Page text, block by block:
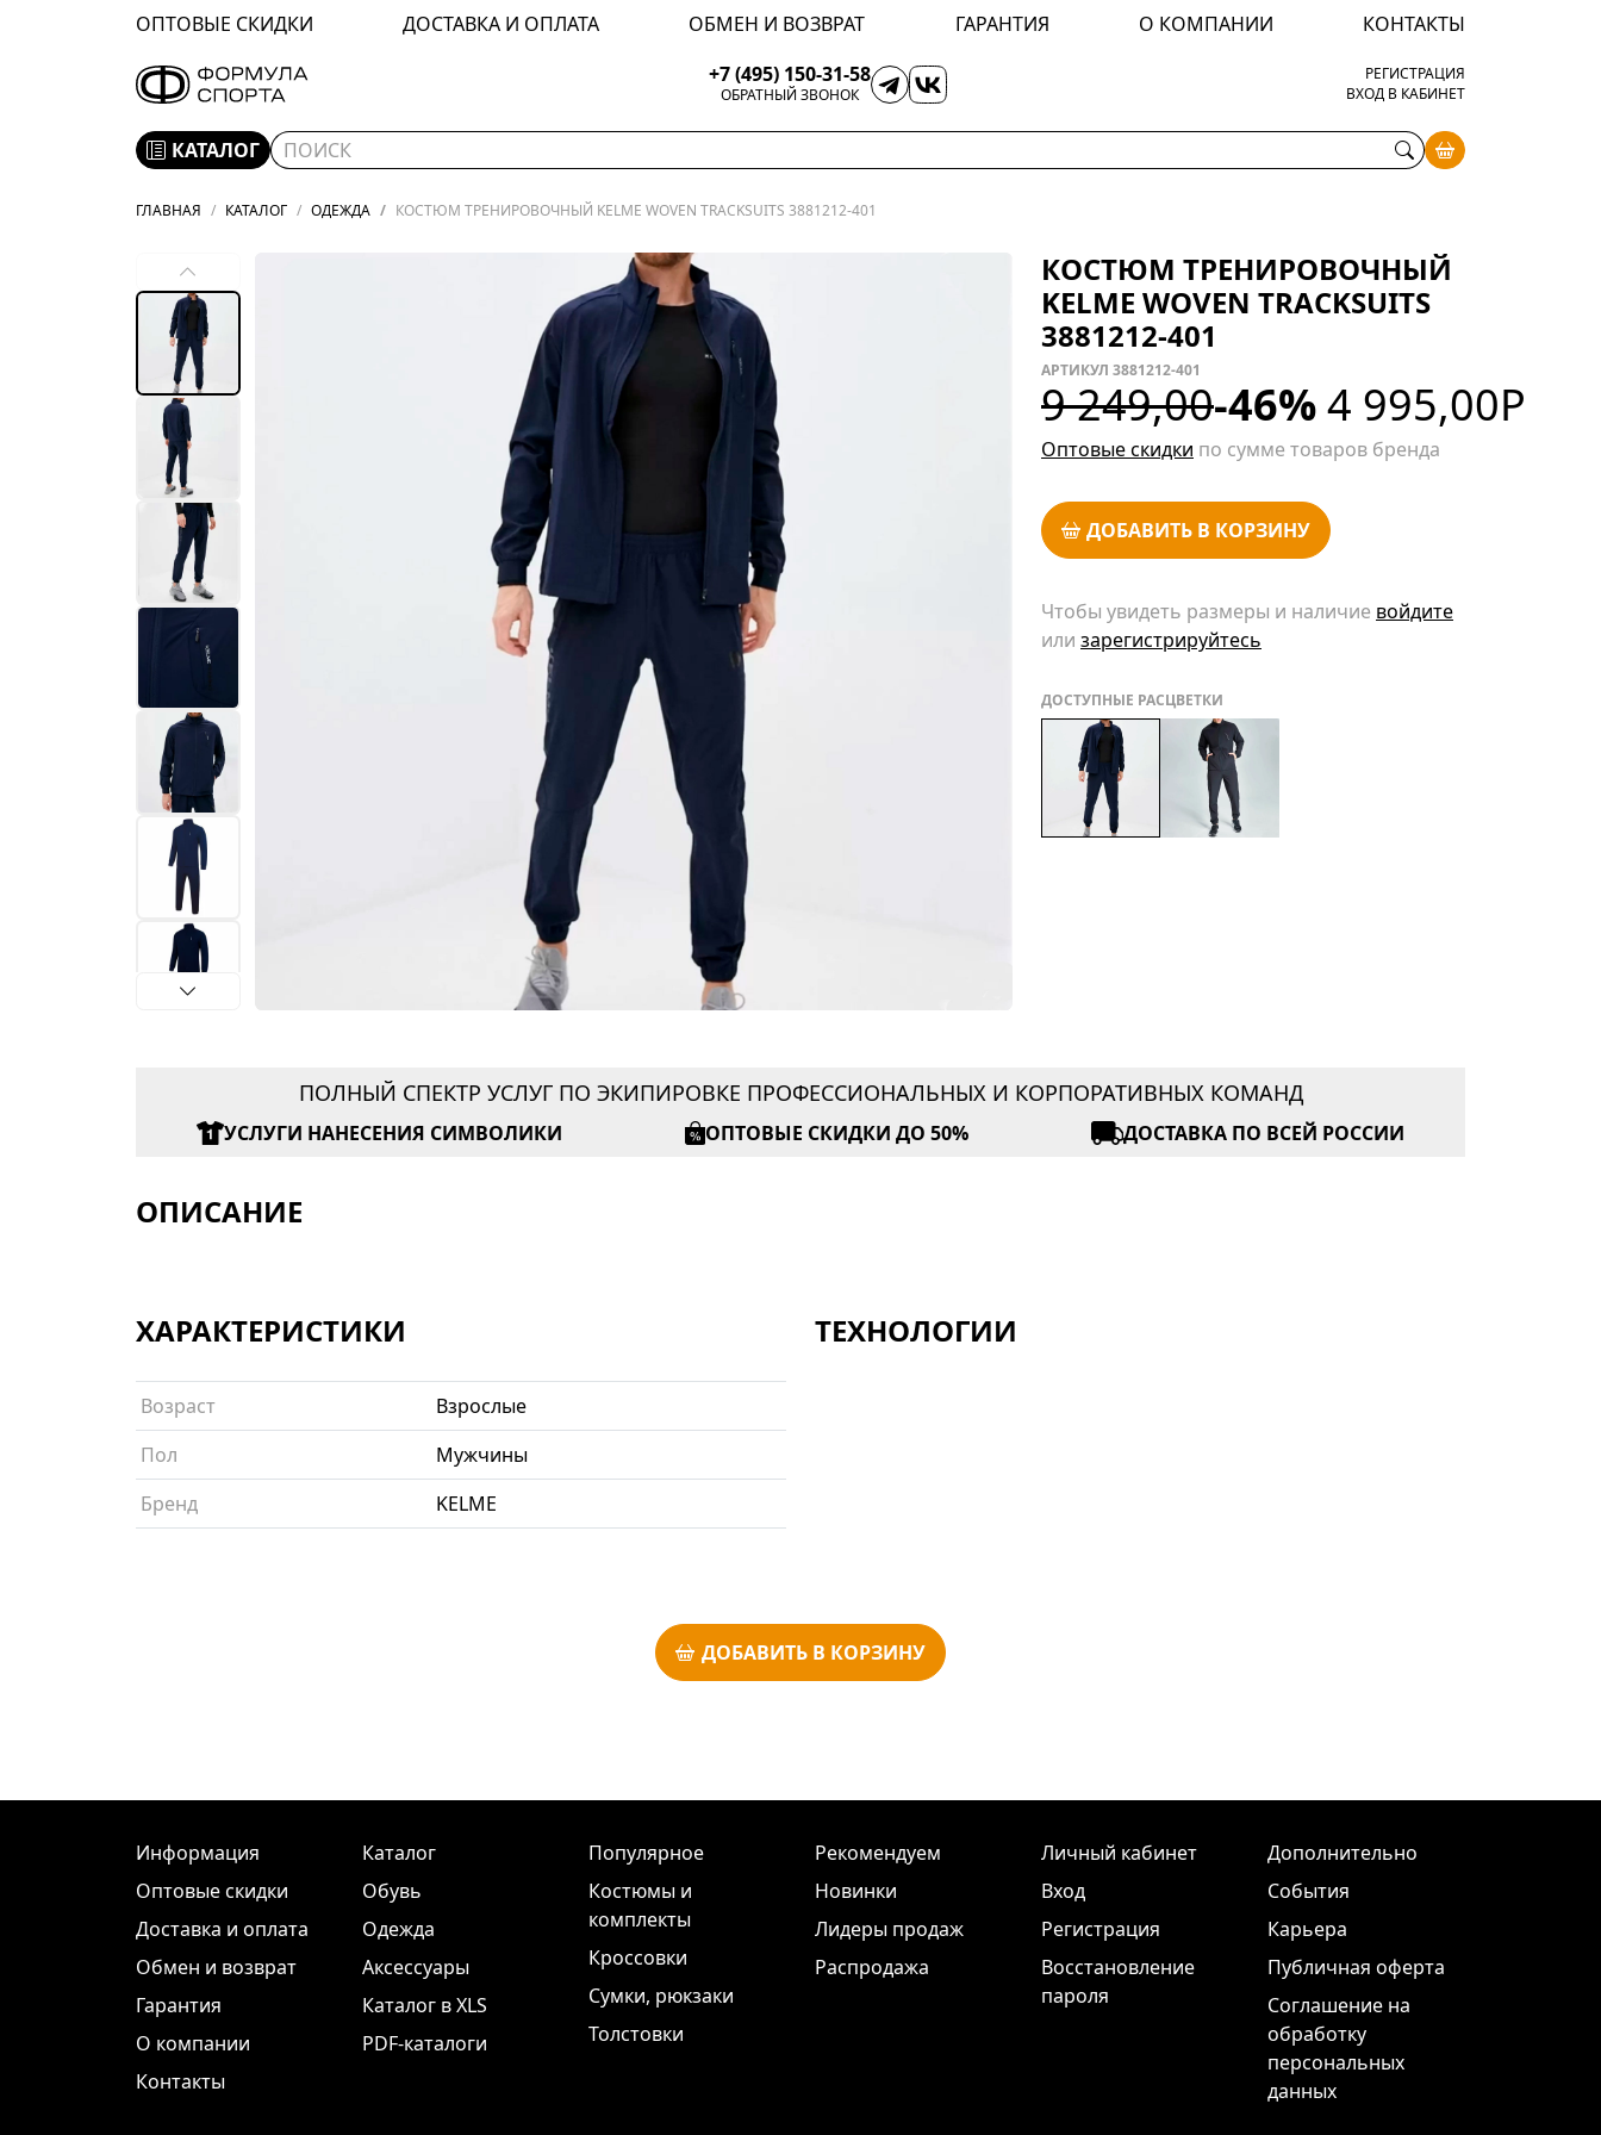
ОПТОВЫЕ СКИДКИ ДОСТАВКА И ОПЛАТА ОБМЕН И ВОЗВРАТ ГАРАНТИЯ О КОМПАНИИ
КОНТАКТЫ
+7 (495) 150-31-58
ОБРАТНЫЙ ЗВОНОК
РЕГИСТРАЦИЯ
ВХОД В КАБИНЕТ
КАТАЛОГ
ГЛАВНАЯ КАТАЛОГ ОДЕЖДА КОСТЮМ ТРЕНИРОВОЧНЫЙ KELME WOVEN TRACKSUITS 3881212-401
КОСТЮМ ТРЕНИРОВОЧНЫЙ
KELME WOVEN TRACKSUITS
3881212-401
АРТИКУЛ 3881212-401
9 249,00-46%4 995,00Р
Оптовые скидки по сумме товаров бренда
ДОБАВИТЬ В КОРЗИНУ
Чтобы увидеть размеры и наличие войдите
или зарегистрируйтесь
ДОСТУПНЫЕ РАСЦВЕТКИ
ПОЛНЫЙ СПЕКТР УСЛУГ ПО ЭКИПИРОВКЕ ПРОФЕССИОНАЛЬНЫХ И КОРПОРАТИВНЫХ КОМАНД
УСЛУГИ НАНЕСЕНИЯ СИМВОЛИКИ ОПТОВЫЕ СКИДКИ ДО 50% ДОСТАВКА ПО ВСЕЙ РОССИИ
ОПИСАНИЕ
ХАРАКТЕРИСТИКИ
Возраст
Взрослые
Пол
Мужчины
Бренд
KELME
ТЕХНОЛОГИИ
ДОБАВИТЬ В КОРЗИНУ
Информация
Оптовые скидки
Доставка и оплата
Обмен и возврат
Гарантия
О компании
Контакты
Каталог
Обувь
Одежда
Аксессуары
Каталог в XLS
PDF-каталоги
Популярное
Костюмы и
комплекты
Кроссовки
Сумки, рюкзаки
Толстовки
Рекомендуем
Новинки
Лидеры продаж
Распродажа
Личный кабинет
Вход
Регистрация
Восстановление
пароля
Дополнительно
События
Карьера
Публичная оферта
Соглашение на
обработку
персональных
данных